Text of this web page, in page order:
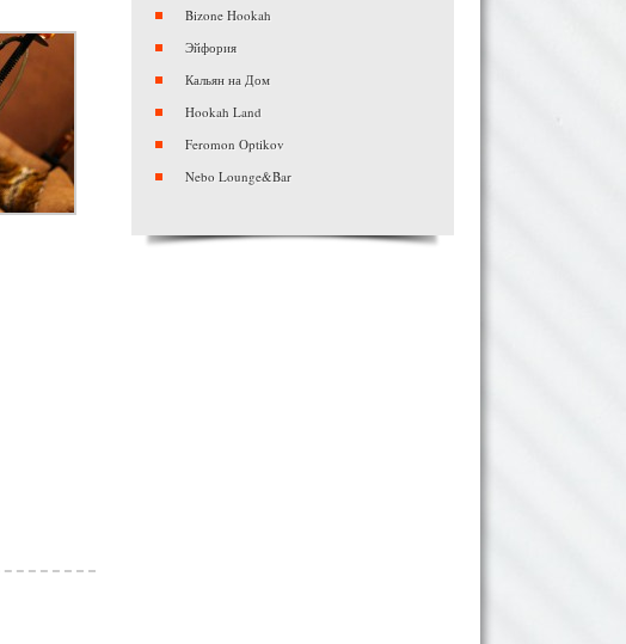
Bizone Hookah
Эйфория
Кальян на Дом
Hookah Land
Feromon Optikov
Nebo Lounge&Bar
Black Beans Bar